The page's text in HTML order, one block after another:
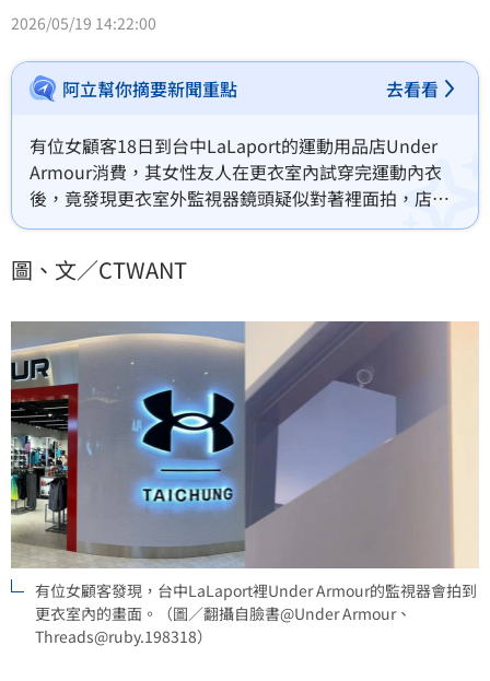
2026/05/19 14:22:00
阿立幫你摘要新聞重點 去看看
有位女顧客18日到台中LaLaport的運動用品店Under
Armour消費，其女性友人在更衣室內試穿完運動內衣
後，竟發現更衣室外監視器鏡頭疑似對著裡面拍，店長
聲稱不會拍到私密畫面，又不肯交出完整影片，最終她
「什麼都拍到了」。對此，台中LaLaport回應，將要求
Armour則為此深感遺憾，並將全面檢
圖、文／CTWANT
有位女顧客發現，台中LaLaport裡Under Armour的監視器會拍到
更衣室內的畫面。（圖／翻攝自臉書@Under Armour、
Threads@ruby.198318）